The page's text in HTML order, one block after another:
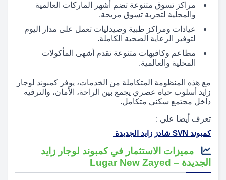
مراكز تسوق متنوعة تضم أشهر الماركات العالمية
والمحلية لتجربة تسوق مريحة.
عيادات ومراكز طبية وصيدليات تعمل على مدار اليوم
لتوفير الرعاية الصحية الكاملة.
مطاعم وكافيهات متنوعة تقدم أشهى المأكولات
المحلية والعالمية.
مع هذه المنظومة المتكاملة من الخدمات، يوفر كمبوند لوجار
زايد أسلوب حياة عصري يجمع بين الراحة، الأمان، والترفيه
داخل مجتمع سكني متكامل.
تعرف أيضا علي :
كمبوند SVN شادز زايد الجديدة
مميزات الاستثمار في كمبوند لوجار زايد
الجديدة – Lugar New Zayed